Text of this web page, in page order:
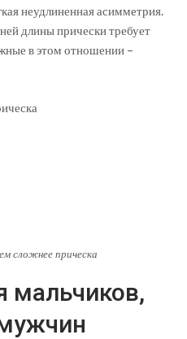
неудлиненная асимметрия.
длины прически требует
в этом отношении –
сложнее прическа
мальчиков,